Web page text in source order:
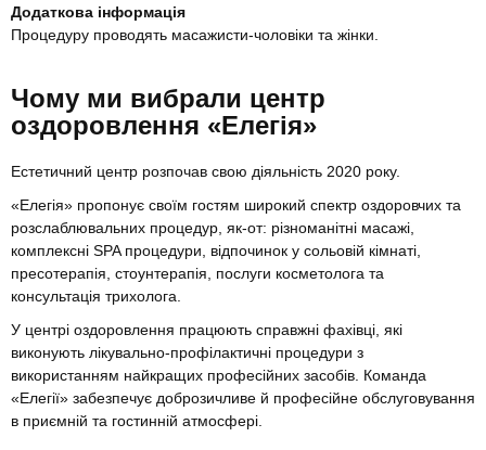
Додаткова інформація
Процедуру проводять масажисти-чоловіки та жінки.
Чому ми вибрали центр
оздоровлення «Елегія»
Естетичний центр розпочав свою діяльність 2020 року.
«Елегія» пропонує своїм гостям широкий спектр оздоровчих та
розслаблювальних процедур, як-от: різноманітні масажі,
комплексні SPA процедури, відпочинок у сольовій кімнаті,
пресотерапія, стоунтерапія, послуги косметолога та
консультація трихолога.
У центрі оздоровлення працюють справжні фахівці, які
виконують лікувально-профілактичні процедури з
використанням найкращих професійних засобів. Команда
«Елегії» забезпечує доброзичливе й професійне обслуговування
в приємній та гостинній атмосфері.